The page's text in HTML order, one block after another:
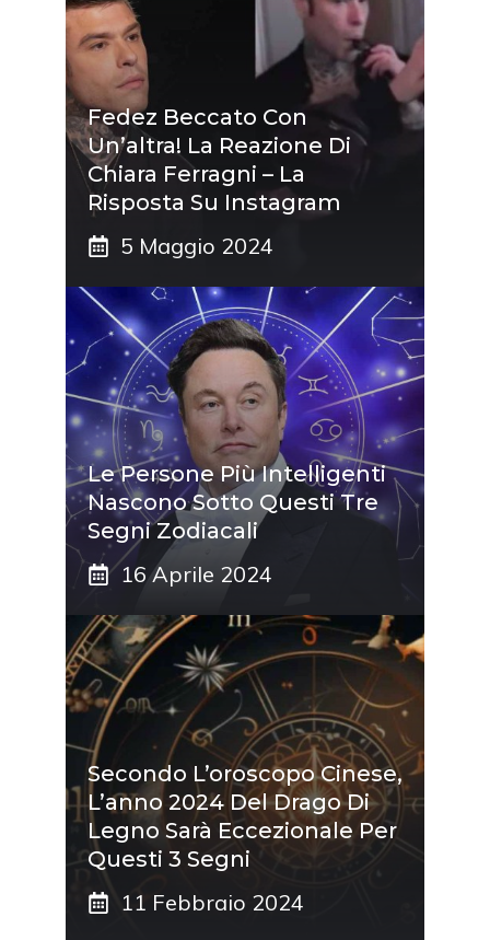
Fedez Beccato Con
Un’altra! La Reazione Di
Chiara Ferragni – La
Risposta Su Instagram
5 Maggio 2024
Le Persone Più Intelligenti
Nascono Sotto Questi Tre
Segni Zodiacali
16 Aprile 2024
Secondo L’oroscopo Cinese,
L’anno 2024 Del Drago Di
Legno Sarà Eccezionale Per
Questi 3 Segni
11 Febbraio 2024